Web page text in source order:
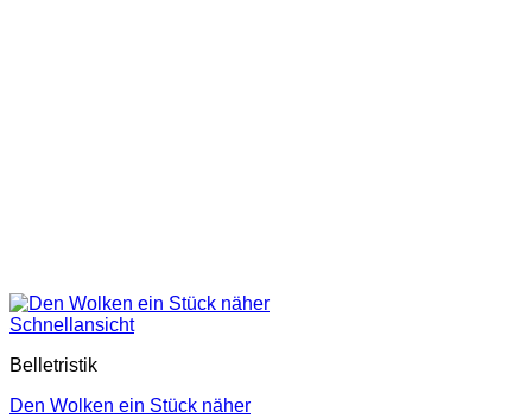
Schnellansicht
Belletristik
Den Wolken ein Stück näher